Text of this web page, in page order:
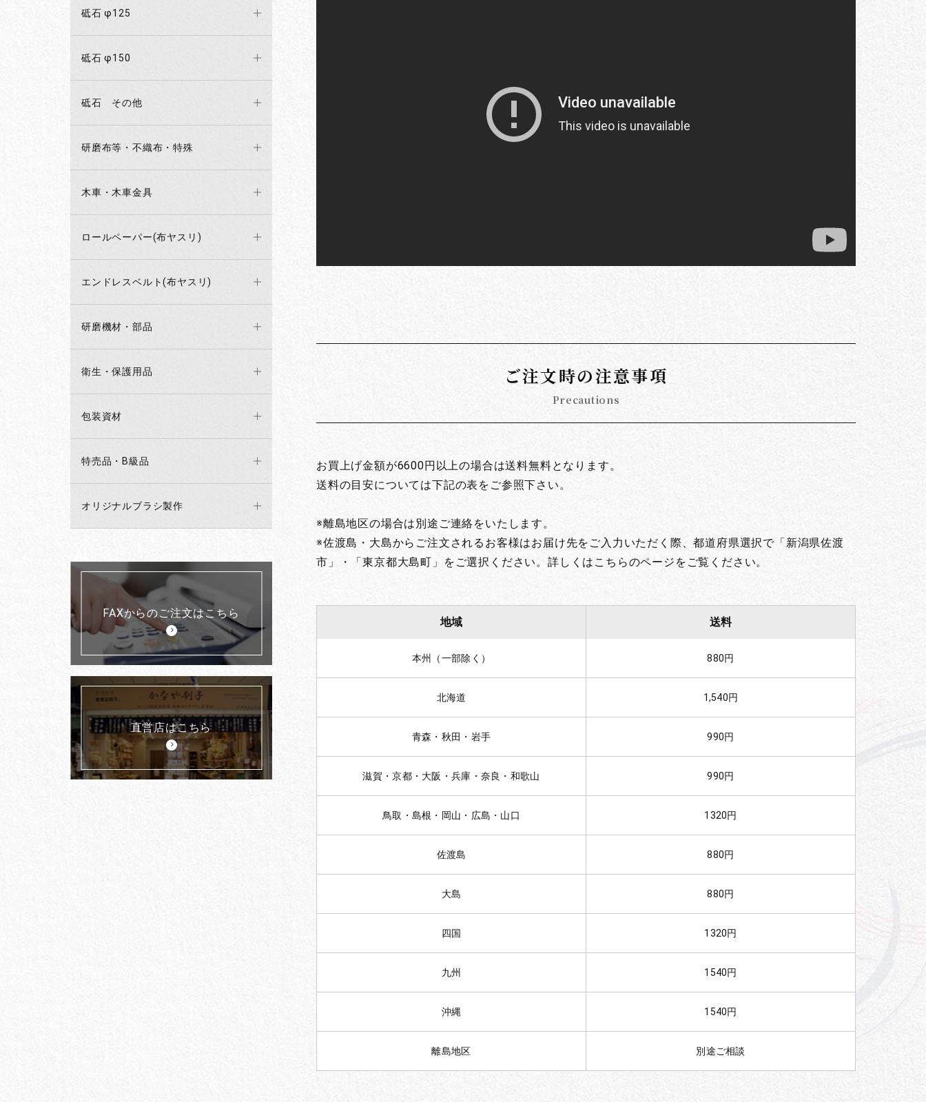
砥石 φ125
砥石 φ150
砥石 その他
研磨布等・不織布・特殊
木車・木車金具
ロールペーパー(布ヤスリ)
エンドレスベルト(布ヤスリ)
研磨機材・部品
衛生・保護用品
包装資材
特売品・B級品
オリジナルブラシ製作
FAXからのご注文はこちら
直営店はこちら
ご注文時の注意事項
Precautions
お買上げ金額が6600円以上の場合は送料無料となります。
送料の目安については下記の表をご参照下さい。
※離島地区の場合は別途ご連絡をいたします。
※佐渡島・大島からご注文されるお客様はお届け先をご入力いただく際、都道府県選択で「新潟県佐渡
市」・「東京都大島町」をご選択ください。詳しくはこちらのページをご覧ください。
地域 送料
本州（一部除く） 880円
北海道 1,540円
青森・秋田・岩手 990円
滋賀・京都・大阪・兵庫・奈良・和歌山 990円
鳥取・島根・岡山・広島・山口 1320円
佐渡島 880円
大島 880円
四国 1320円
九州 1540円
沖縄 1540円
離島地区 別途ご相談